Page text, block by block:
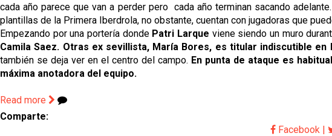
cada año parece que van a perder pero cada año terminan sacando
plantillas de la Primera Iberdrola, no obstante, cuentan con jugadoras que
Empezando por una portería donde Patri Larque viene siendo un muro
Camila Saez. Otras ex sevillista, María Bores, es titular indiscutible en
también se deja ver en el centro del campo. En punta de ataque es
máxima anotadora del equipo.
Read more
Comparte:
Facebook |